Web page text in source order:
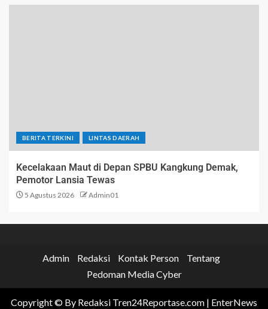
BERITA TERKINI LINTAS DAERAH
Kecelakaan Maut di Depan SPBU Kangkung Demak,
Pemotor Lansia Tewas
5 Agustus 2026 Admin01
Admin Redaksi Kontak Person
Tentang
Pedoman Media Cyber
Copyright © By Redaksi Tren24Reportase.com | EnterNews